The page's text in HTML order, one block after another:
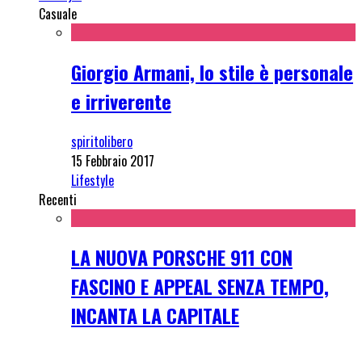
Casuale
Giorgio Armani, lo stile è personale
e irriverente
spiritolibero
15 Febbraio 2017
Lifestyle
Recenti
LA NUOVA PORSCHE 911 CON
FASCINO E APPEAL SENZA TEMPO,
INCANTA LA CAPITALE